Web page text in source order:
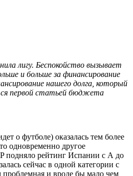
лигу. Беспокойство вызывает
и больше за финансирование
нашего долга, который
первой статьей бюджета
о футболе) оказалась тем более
одновременно другое
подняло рейтинг Испании с А до
сейчас в одной категории с
и вроде бы мало чем